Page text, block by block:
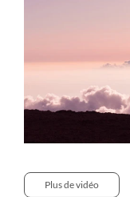
Plus de vidéo